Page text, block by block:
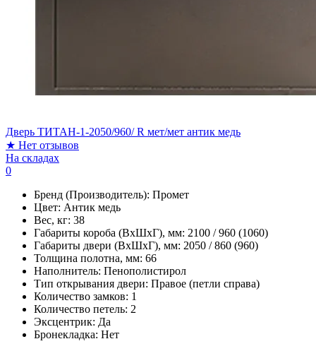
Дверь ТИТАН-1-2050/960/ R мет/мет антик медь
★ Нет отзывов
На складах
0
Бренд (Производитель): Промет
Цвет: Антик медь
Вес, кг: 38
Габариты короба (ВхШхГ), мм: 2100 / 960 (1060)
Габариты двери (ВхШхГ), мм: 2050 / 860 (960)
Толщина полотна, мм: 66
Наполнитель: Пенополистирол
Тип открывания двери: Правое (петли справа)
Количество замков: 1
Количество петель: 2
Эксцентрик: Да
Бронекладка: Нет